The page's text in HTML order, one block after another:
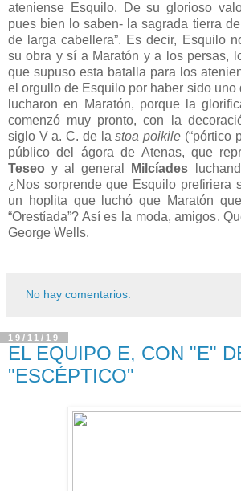
ateniense Esquilo. De su glorioso
pues bien lo saben- la sagrada tierra
de larga cabellera”. Es decir, Esquilo
su obra y sí a Maratón y a los persas,
que supuso esta batalla para los
el orgullo de Esquilo por haber sido uno
lucharon en Maratón, porque la
comenzó muy pronto, con la
siglo V a. C. de lastoa poikile (“pórtico
público del ágora de Atenas, que
Teseoy al general Milcíades
¿Nos sorprende que Esquilo prefiriera
un hoplita que luchó que Maratón
“Orestíada”? Así es la moda, amigos.
George Wells.
No hay comentarios:
19/11/19
EL EQUIPO E, CON "E"
"ESCÉPTICO"